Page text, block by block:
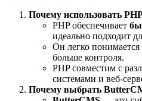
Почему использовать
PHP обеспечивает
идеально подходит
Он легко понимается
больше контроля.
PHP совместим с
системами и веб-
Почему выбрать